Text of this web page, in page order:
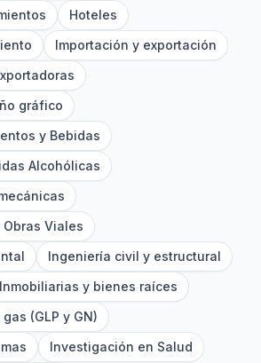
Hoteles
Importación y exportación
gráfico
y Bebidas
Alcohólicas
Viales
Ingeniería civil y estructural
Inmobiliarias y bienes raíces
(GLP y GN)
Investigación en Salud